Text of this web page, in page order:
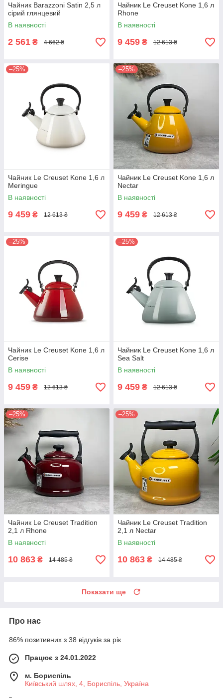
Чайник Barazzoni Satin 2,5 л
сірий глянцевий
В наявності
2 561 ₴ 4 662 ₴
Чайник Le Creuset Kone 1,6 л
Rhone
В наявності
9 459 ₴ 12 613 ₴
–25%
Чайник Le Creuset Kone 1,6 л
Meringue
В наявності
9 459 ₴ 12 613 ₴
–25%
Чайник Le Creuset Kone 1,6 л
Nectar
В наявності
9 459 ₴ 12 613 ₴
–25%
Чайник Le Creuset Kone 1,6 л
Cerise
В наявності
9 459 ₴ 12 613 ₴
–25%
Чайник Le Creuset Kone 1,6 л
Sea Salt
В наявності
9 459 ₴ 12 613 ₴
–25%
Чайник Le Creuset Tradition
2,1 л Rhone
В наявності
10 863 ₴ 14 485 ₴
–25%
Чайник Le Creuset Tradition
2,1 л Nectar
В наявності
10 863 ₴ 14 485 ₴
Показати ще
Про нас
86% позитивних з 38 відгуків за рік
Працює з 24.01.2022
м. Бориспіль
Київський шлях, 4, Бориспіль, Україна